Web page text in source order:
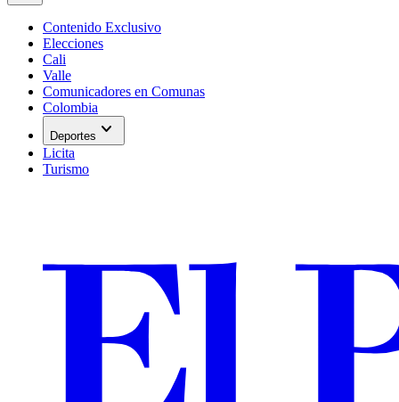
Contenido Exclusivo
Elecciones
Cali
Valle
Comunicadores en Comunas
Colombia
Deportes expand_more
Licita
Turismo